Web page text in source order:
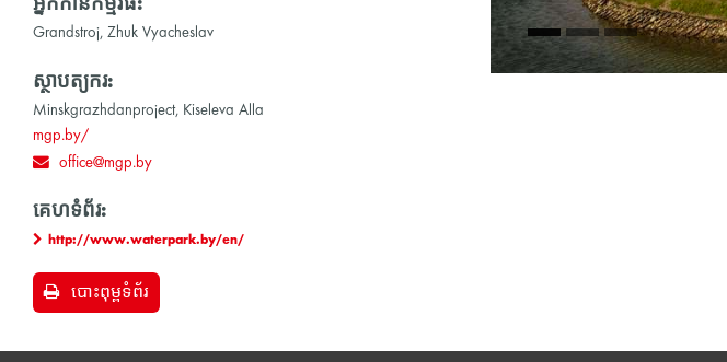
អ្នកកាន់កម្មវិធី:
Grandstroj, Zhuk Vyacheslav
ស្ថាបត្យករ:
Minskgrazhdanproject, Kiseleva Alla
mgp.by/
office@mgp.by
គេហទំព័រ:
http://www.waterpark.by/en/
បោះពុម្ពទំព័រ